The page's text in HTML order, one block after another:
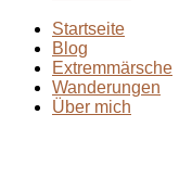
Startseite
Blog
Extremmärsche
Wanderungen
Über mich